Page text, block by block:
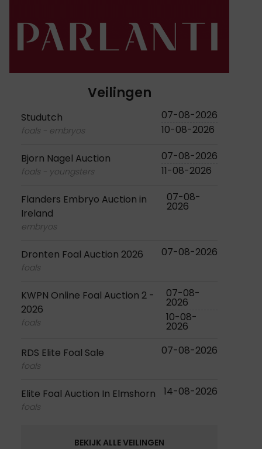
Veilingen
Studutch
foals - embryos
07-08-2026
10-08-2026
Bjorn Nagel Auction
foals - youngsters
07-08-2026
11-08-2026
Flanders Embryo Auction in
Ireland
embryos
07-08-
2026
Dronten Foal Auction 2026
foals
07-08-2026
KWPN Online Foal Auction 2 -
2026
foals
07-08-
2026
10-08-
2026
RDS Elite Foal Sale
foals
07-08-2026
Elite Foal Auction In Elmshorn
foals
14-08-2026
BEKIJK ALLE VEILINGEN